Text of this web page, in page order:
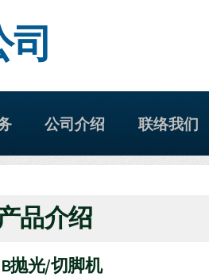
公司介绍 联络我们
品介绍
抛光/切脚机